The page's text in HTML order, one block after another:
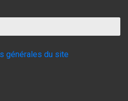
générales du site